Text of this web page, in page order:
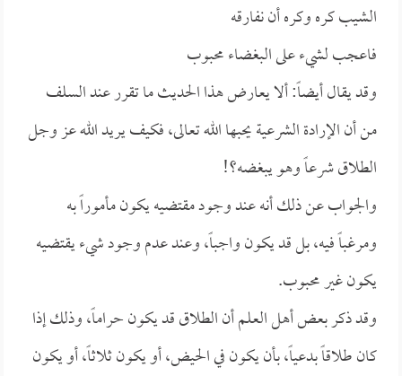
الشيب كره وكره أن نفارقه
فاعجب لشيء على البغضاء محبوب
وقد يقال أيضاً: ألا يعارض هذا الحديث ما تقرر عند السلف
من أن الإرادة الشرعية يحبها الله تعالى، فكيف يريد الله عز وجل
الطلاق شرعاً وهو يبغضه؟!
والجواب عن ذلك أنه عند وجود مقتضيه يكون مأموراً به
ومرغباً فيه، بل قد يكون واجباً، وعند عدم وجود شيء يقتضيه
يكون غير محبوب.
وقد ذكر بعض أهل العلم أن الطلاق قد يكون حراماً، وذلك إذا
كان طلاقاً بدعياً، بأن يكون في الحيض، أو يكون ثلاثاً، أو يكون